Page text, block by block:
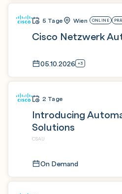
5 Tage Wien ONLINE
Cisco Netzwerk
05.10.2026 +3
2 Tage
Introducing
Solutions
CSAU
On Demand